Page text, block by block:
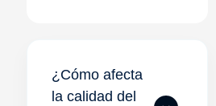
¿Cómo afecta
la calidad del